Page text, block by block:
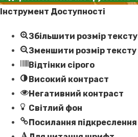
Інструмент Доступності
Збільшити розмір тексту
Зменшити розмір тексту
Відтінки сірого
Високий контраст
Негативний контраст
Світлий фон
Посилання підкреслення